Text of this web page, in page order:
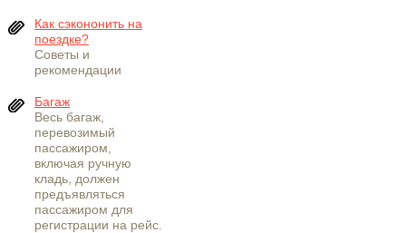
Как сэкононить на
поездке?
Советы и
рекомендации
Багаж
Весь багаж,
перевозимый
пассажиром,
включая ручную
кладь, должен
предъявляться
пассажиром для
регистрации на рейс.